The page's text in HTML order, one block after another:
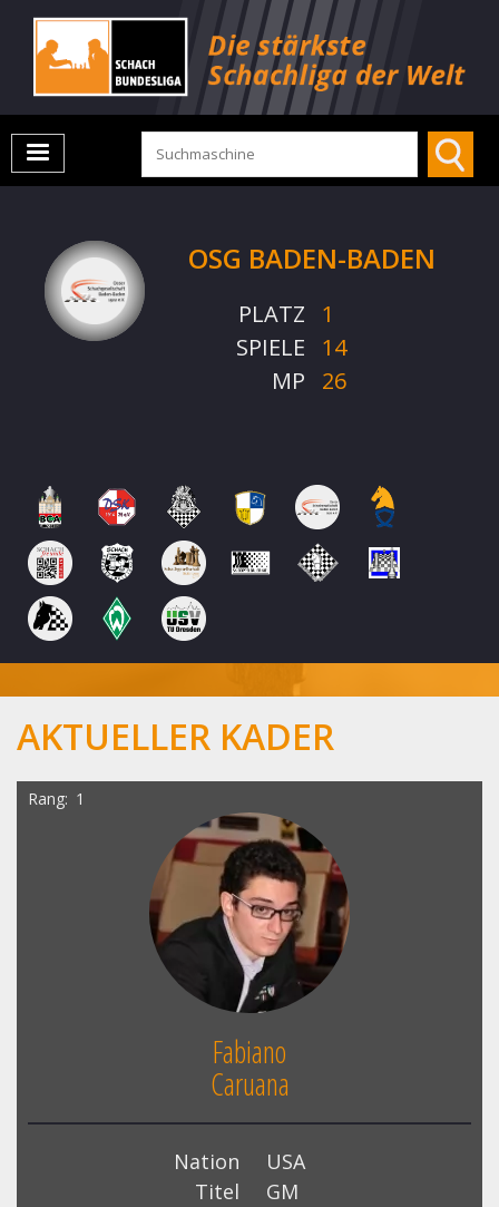
OSG BADEN-BADEN
PLATZ
1
SPIELE
14
MP
26
AKTUELLER KADER
Rang 1
Fabiano
Caruana
Nation
USA
Titel
GM